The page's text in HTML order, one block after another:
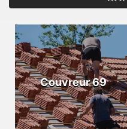
Couvreur 69